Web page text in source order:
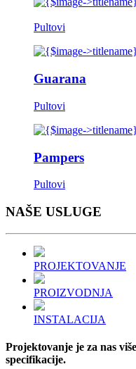
Pultovi
Guarana
Pultovi
Pampers
Pultovi
NAŠE USLUGE
PROJEKTOVANJE
PROIZVODNJA
INSTALACIJA
Projektovanje je za nas
specifikacije.